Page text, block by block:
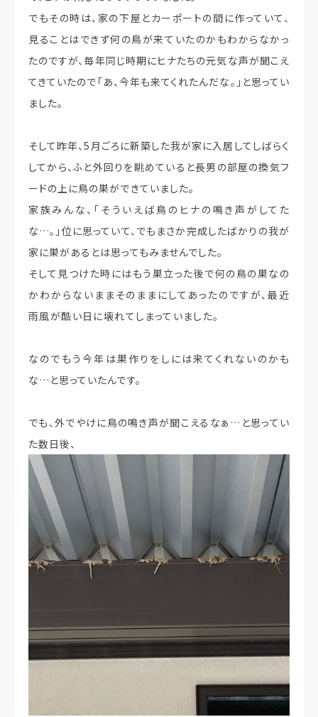
でもその時は、家の下屋とカーポートの間に作っていて、
見ることはできず何の鳥が来ていたのかもわからなかっ
たのですが、毎年同じ時期にヒナたちの元気な声が聞こえ
てきていたので「あ、今年も来てくれたんだな。」と思ってい
ました。
そして昨年、5月ごろに新築した我が家に入居してしばらく
してから、ふと外回りを眺めていると長男の部屋の換気フ
ードの上に鳥の巣ができていました。
家族みんな、「そういえば鳥のヒナの鳴き声がしてた
な…。」位に思っていて、でもまさか完成したばかりの我が
家に巣があるとは思ってもみませんでした。
そして見つけた時にはもう巣立った後で何の鳥の巣なの
かわからないままそのままにしてあったのですが、最近
雨風が酷い日に壊れてしまっていました。
なのでもう今年は巣作りをしには来てくれないのかも
な…と思っていたんです。
でも、外でやけに鳥の鳴き声が聞こえるなぁ…と思ってい
た数日後、